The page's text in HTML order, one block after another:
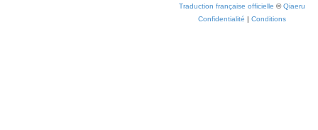
Traduction française officielle ©Qiaeru
Confidentialité | Conditions